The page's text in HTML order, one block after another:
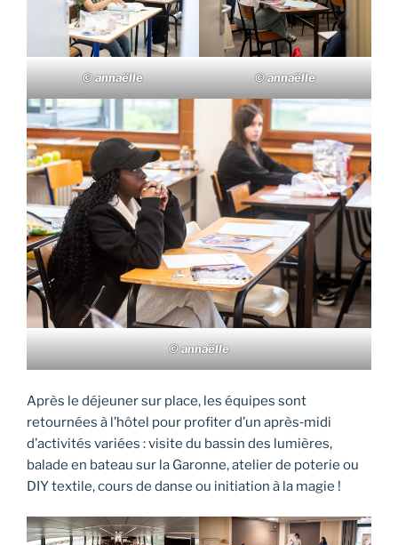
© annaëlle © annaëlle
© annaëlle
Après le déjeuner sur place, les équipes sont
retournées à l’hôtel pour profiter d’un après‑midi
d’activités variées : visite du bassin des lumières,
balade en bateau sur la Garonne, atelier de poterie ou
DIY textile, cours de danse ou initiation à la magie !